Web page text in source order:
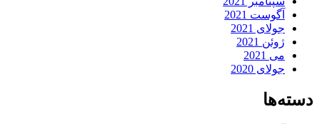
آگوست 2021
جولای 2021
ژوئن 2021
می 2021
جولای 2020
دسته‌ها